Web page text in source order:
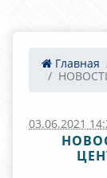
Главная
03.06.2021